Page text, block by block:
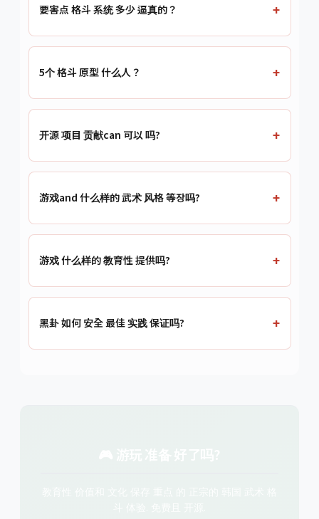
要害点 格斗 系统 多少 逼真的？
5个 格斗 原型 什么人？
开源 项目 贡献can 可以 吗?
游戏and 什么样的 武术 风格 等장吗?
游戏 什么样的 教育性 提供吗?
黑卦 如何 安全 最佳 实践 保证吗?